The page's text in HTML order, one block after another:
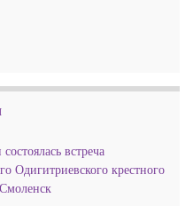
встреча
Одигитриевского крестного